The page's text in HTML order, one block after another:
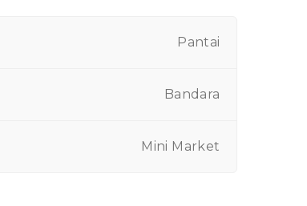
Pantai
Bandara
Mini Market